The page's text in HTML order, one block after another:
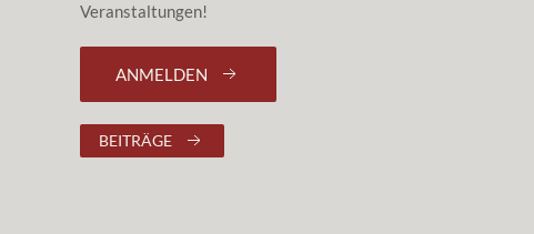
Veranstaltungen!
ANMELDEN
BEITRÄGE